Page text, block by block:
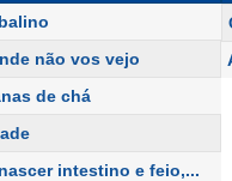
não vos vejo
de chá
intestino e feio,...